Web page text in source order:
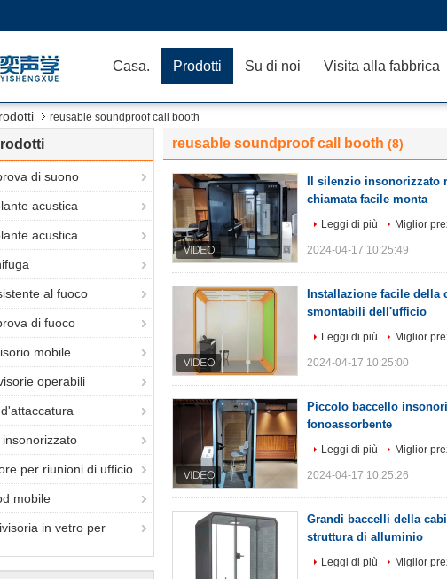
Casa. Prodotti Su di noi Visita alla fabbrica
reusable soundproof call booth
di suono
acustica
acustica
al fuoco
di fuoco
mobile
operabili
insonorizzato
per riunioni di ufficio
mobile
in vetro per
reusable soundproof call booth (8)
Il silenzio
chiamata facile monta
Leggi di più Miglior
2024-04-17 10:25:49
Installazione facile
smontabili dell'ufficio
Leggi di più Miglior
2024-04-17 10:25:00
Piccolo baccello
fonoassorbente
Leggi di più Miglior
2024-04-17 10:25:26
Grandi baccelli della
struttura di alluminio
Leggi di più Miglior